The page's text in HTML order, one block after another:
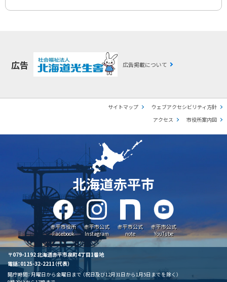
広告 広告掲載について
サイトマップ
ウェブアクセシビリティ方針
アクセス
市役所案内図
北海道赤平市
赤平市役所
Facebook
赤平市公式
Instagram
赤平市公式
note
赤平市公式
YouTube
〒079-1192 北海道赤平市泉町4丁目1番地
電話：0125-32-2211（代表）
開庁時間：月曜日から金曜日まで （祝日及び12月31日から1月5日までを除く）